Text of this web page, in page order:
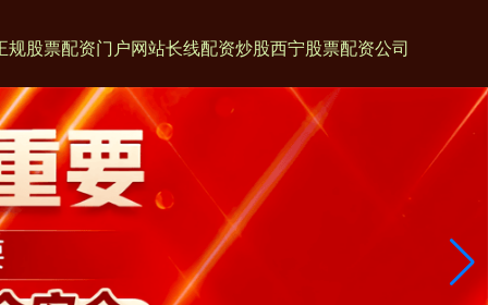
规股票配资门户网站长线配资炒股西宁股票配资公司